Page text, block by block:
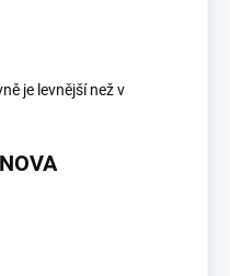
je levnější než v